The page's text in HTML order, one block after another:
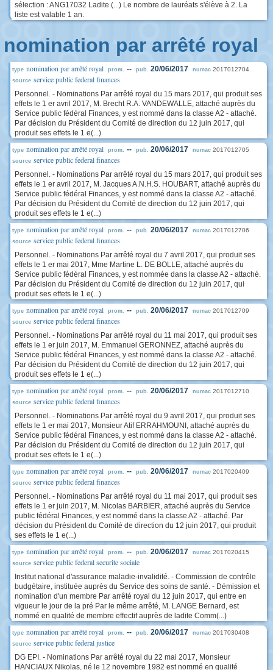
sélection : ANG17032 Ladite (...) Le nombre de lauréats s'élève à 2. La
liste est valable 1 an.
nomination par arrêté royal
type nomination par arrêté royal prom. -- pub. 20/06/2017 numac 2017012704
source service public federal finances
Personnel. - Nominations Par arrêté royal du 15 mars 2017, qui produit ses
effets le 1 er avril 2017, M. Brecht R.A. VANDEWALLE, attaché auprès du
Service public fédéral Finances, y est nommé dans la classe A2 - attaché.
Par décision du Président du Comité de direction du 12 juin 2017, qui
produit ses effets le 1 e(...)
type nomination par arrêté royal prom. -- pub. 20/06/2017 numac 2017012705
source service public federal finances
Personnel. - Nominations Par arrêté royal du 15 mars 2017, qui produit ses
effets le 1 er avril 2017, M. Jacques A.N.H.S. HOUBART, attaché auprès du
Service public fédéral Finances, y est nommé dans la classe A2 - attaché.
Par décision du Président du Comité de direction du 12 juin 2017, qui
produit ses effets le 1 e(...)
type nomination par arrêté royal prom. -- pub. 20/06/2017 numac 2017012706
source service public federal finances
Personnel. - Nominations Par arrêté royal du 7 avril 2017, qui produit ses
effets le 1 er mai 2017, Mme Martine L. DE BOLLE, attaché auprès du
Service public fédéral Finances, y est nommée dans la classe A2 - attaché.
Par décision du Président du Comité de direction du 12 juin 2017, qui
produit ses effets le 1 e(...)
type nomination par arrêté royal prom. -- pub. 20/06/2017 numac 2017012709
source service public federal finances
Personnel. - Nominations Par arrêté royal du 11 mai 2017, qui produit ses
effets le 1 er juin 2017, M. Emmanuel GERONNEZ, attaché auprès du
Service public fédéral Finances, y est nommé dans la classe A2 - attaché.
Par décision du Président du Comité de direction du 12 juin 2017, qui
produit ses effets le 1 e(...)
type nomination par arrêté royal prom. -- pub. 20/06/2017 numac 2017012710
source service public federal finances
Personnel. - Nominations Par arrêté royal du 9 avril 2017, qui produit ses
effets le 1 er mai 2017, Monsieur Atif ERRAHMOUNI, attaché auprès du
Service public fédéral Finances, y est nommé dans la classe A2 - attaché.
Par décision du Président du Comité de direction du 12 juin 2017, qui
produit ses effets le 1 e(...)
type nomination par arrêté royal prom. -- pub. 20/06/2017 numac 2017020409
source service public federal finances
Personnel. - Nominations Par arrêté royal du 11 mai 2017, qui produit ses
effets le 1 er juin 2017, M. Nicolas BARBIER, attaché auprès du Service
public fédéral Finances, y est nommé dans la classe A2 - attaché. Par
décision du Président du Comité de direction du 12 juin 2017, qui produit
ses effets le 1 e(...)
type nomination par arrêté royal prom. -- pub. 20/06/2017 numac 2017020415
source service public federal securite sociale
Institut national d'assurance maladie-invalidité. - Commission de contrôle
budgétaire, instituée auprès du Service des soins de santé. - Démission et
nomination d'un membre Par arrêté royal du 12 juin 2017, qui entre en
vigueur le jour de la pré Par le même arrêté, M. LANGE Bernard, est
nommé en qualité de membre effectif auprès de ladite Comm(...)
type nomination par arrêté royal prom. -- pub. 20/06/2017 numac 2017030408
source service public federal justice
DG EPI. - Nominations Par arrêté royal du 22 mai 2017, Monsieur
HANCIAUX Nikolas, né le 12 novembre 1982 est nommé en qualité